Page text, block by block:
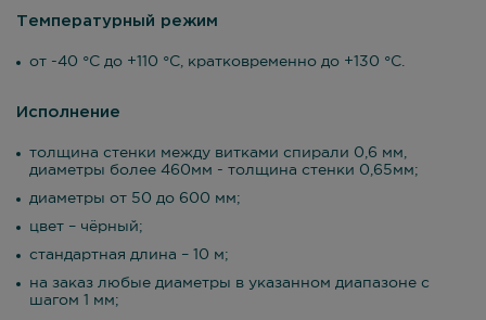
Температурный режим
от -40 °С до +110 °С, кратковременно до +130 °С.
Исполнение
толщина стенки между витками спирали 0,6 мм,
диаметры более 460мм - толщина стенки 0,65мм;
диаметры от 50 до 600 мм;
цвет – чёрный;
стандартная длина – 10 м;
на заказ любые диаметры в указанном диапазоне с
шагом 1 мм;